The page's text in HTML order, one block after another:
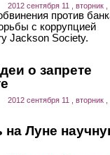
2012 сентября 11 , вторник ,
против
с коррупцией
Jackson Society.
о запрете
2012 сентября 11 , вторник ,
на Луне